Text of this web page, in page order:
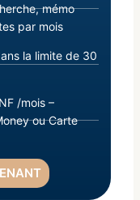
mémo
par mois
la limite de 30
/mois –
ou Carte